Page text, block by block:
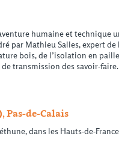
humaine et technique
par Mathieu Salles, expert
bois, de l’isolation en
transmission des savoir-faire.
Pas-de-Calais
dans les Hauts-de-